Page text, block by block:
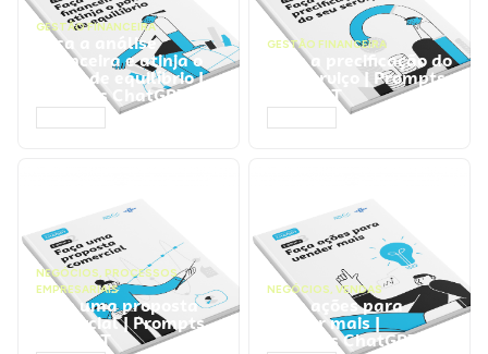
GESTÃO FINANCEIRA
Faça a análise
financeira e atinja o
ponto de equilíbrio |
Prompts ChatGPT
GESTÃO FINANCEIRA
Faça a precificação do
seu serviço | Prompts
ChatGPT
NEGÓCIOS, PROCESSOS
EMPRESARIAIS
Faça uma proposta
comercial | Prompts
ChatGPT
NEGÓCIOS, VENDAS
Faça ações para
vender mais |
Prompts ChatGPT